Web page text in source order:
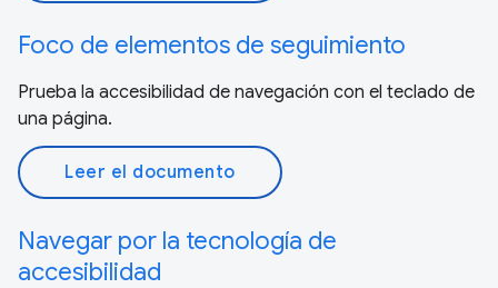
Foco de elementos de seguimiento
Prueba la accesibilidad de navegación con el teclado de
una página.
Leer el documento
Navegar por la tecnología de
accesibilidad